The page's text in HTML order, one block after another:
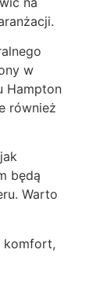
w
Hampton
również
będą
Warto
komfort,